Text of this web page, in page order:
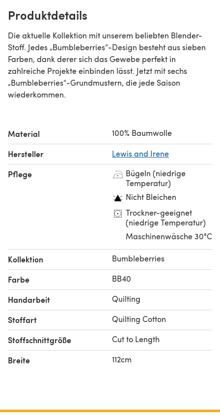
Produktdetails
Die aktuelle Kollektion mit unserem beliebten Blender-
Stoff. Jedes „Bumbleberries“-Design besteht aus sieben
Farben, dank derer sich das Gewebe perfekt in
zahlreiche Projekte einbinden lässt. Jetzt mit sechs
„Bumbleberries“-Grundmustern, die jede Saison
wiederkommen.
Material 100% Baumwolle
Hersteller Lewis and Irene
Pflege
Bügeln (niedrige
Temperatur)
Nicht Bleichen
Trockner-geeignet
(niedrige Temperatur)
Maschinenwäsche 30°C
Kollektion Bumbleberries
Farbe BB40
Handarbeit Quilting
Stoffart Quilting Cotton
Stoffschnittgröße Cut to Length
Breite 112cm